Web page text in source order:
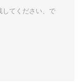
してください、で